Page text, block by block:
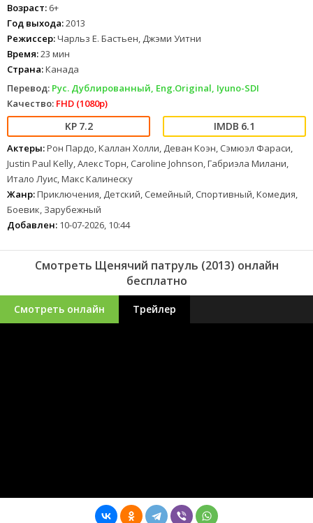
Возраст: 6+
Год выхода:2013
Режиссер:Чарльз Е. Бастьен, Джэми Уитни
Время:23 мин
Страна:Канада
Перевод: Рус. Дублированный, Eng.Original, Iyuno-SDI
Качество: FHD (1080p)
7.2 6.1
Актеры:Рон Пардо, Каллан Холли, Деван Коэн, Сэмюэл Фараси,
Justin Paul Kelly, Алекс Торн, Caroline Johnson, Габриэла Милани,
Итало Луис, Макс Калинеску
Жанр:Приключения, Детский, Семейный, Спортивный, Комедия,
Боевик, Зарубежный
Добавлен: 10-07-2026, 10:44
Смотреть Щенячий патруль (2013) онлайн
бесплатно
Смотреть онлайн Трейлер